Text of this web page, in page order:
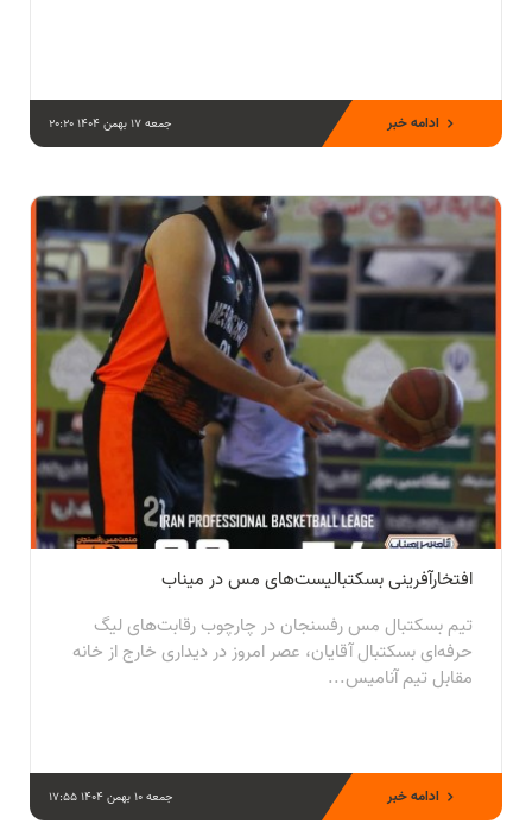
جمعه 17 بهمن 1404 20:20 ادامه خبر
افتخارآفرینی بسکتبالیست‌های مس در میناب
تیم بسکتبال مس رفسنجان در چارچوب رقابت‌های لیگ
حرفه‌ای بسکتبال آقایان، عصر امروز در دیداری خارج از خانه
مقابل تیم آنامیس...
جمعه 10 بهمن 1404 17:55 ادامه خبر